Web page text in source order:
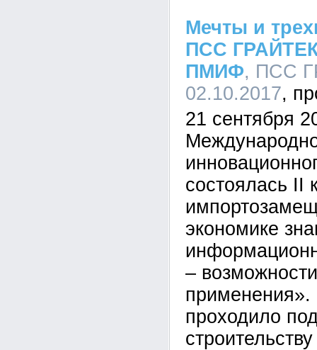
Мечты и
ПСС ГРАЙТЕК
ПМИФ, ПСС
02.10.2017
21 сентября
состоялась II
экономике
–
проходило